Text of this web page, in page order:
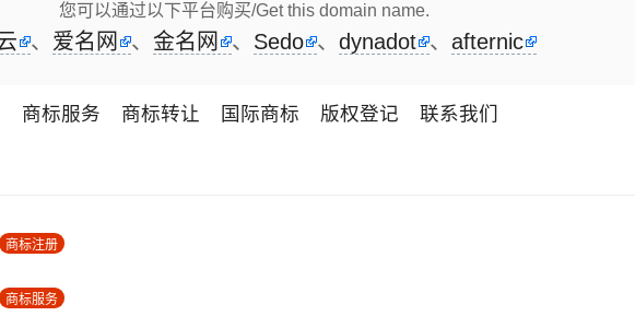
您可以通过以下平台购买/Get this domain name.
、 爱名网 、 金名网 、 Sedo 、 dynadot 、 afternic
商标服务 商标转让 国际商标 版权登记 联系我们
商标注册
商标服务